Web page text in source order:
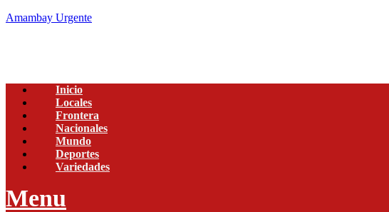
Amambay Urgente
Inicio
Locales
Frontera
Nacionales
Mundo
Deportes
Variedades
Menu